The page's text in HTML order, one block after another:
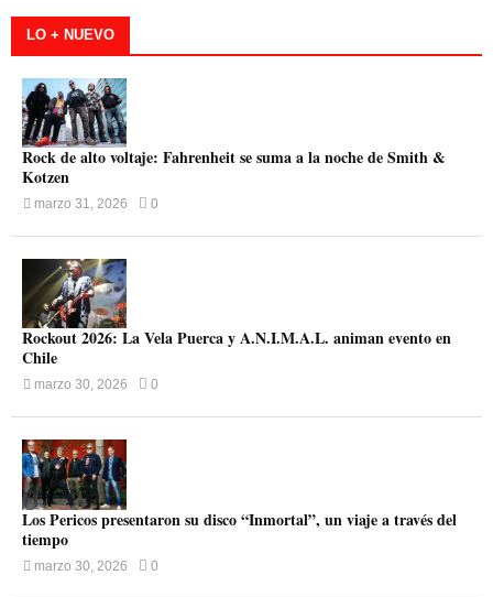
LO + NUEVO
Rock de alto voltaje: Fahrenheit se suma a la noche de Smith &
Kotzen
marzo 31, 2026 0
Rockout 2026: La Vela Puerca y A.N.I.M.A.L. animan evento en
Chile
marzo 30, 2026 0
Los Pericos presentaron su disco “Inmortal”, un viaje a través del
tiempo
marzo 30, 2026 0